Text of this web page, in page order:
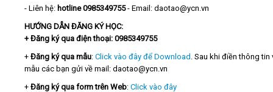
- Liên hệ: hotline 0985349755- Email: daotao@ycn.vn
HƯỚNG DẪN ĐĂNG KÝ HỌC:
+Đăng ký qua điện thoại: 0985349755
+ Đăng ký qua mẫu: Click vào đây để Download . Sau khi điền thông tin
mẫu các bạn gửi về mail: daotao@ycn.vn
+ Đăng ký qua form trên Web: Click vào đây